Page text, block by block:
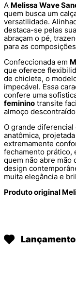
A Melissa Wave
quem busca um
versatilidade.
destaca-se pelas
abraçam o pé,
para as
Confeccionada em
que oferece
de chiclete, o
impecável. Essa
confere uma
feminino transite
almoço
O grande diferencial
anatômica,
extremamente
fechamento prático,
quem não abre mão
design
muita elegância e
Produto original